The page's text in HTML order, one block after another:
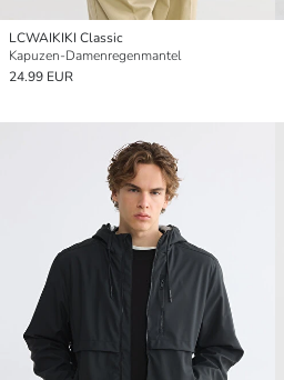
LCWAIKIKI Classic
Kapuzen-Damenregenmantel
24.99 EUR